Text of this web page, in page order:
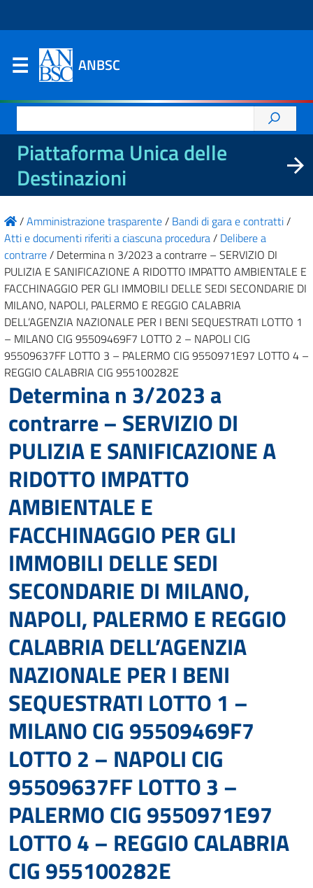
ANBSC
per:
Piattaforma Unica delle
Destinazioni
/Amministrazione trasparente/ Bandi di gara e contratti/
Atti e documenti riferiti a ciascuna procedura/ Delibere a
contrarre/ Determina n 3/2023 a contrarre – SERVIZIO DI
PULIZIA E SANIFICAZIONE A RIDOTTO IMPATTO AMBIENTALE E
FACCHINAGGIO PER GLI IMMOBILI DELLE SEDI SECONDARIE DI
MILANO, NAPOLI, PALERMO E REGGIO CALABRIA
DELL’AGENZIA NAZIONALE PER I BENI SEQUESTRATI LOTTO 1
– MILANO CIG 95509469F7 LOTTO 2 – NAPOLI CIG
95509637FF LOTTO 3 – PALERMO CIG 9550971E97 LOTTO 4 –
REGGIO CALABRIA CIG 955100282E
Determina n 3/2023 a
contrarre – SERVIZIO DI
PULIZIA E SANIFICAZIONE A
RIDOTTO IMPATTO
AMBIENTALE E
FACCHINAGGIO PER GLI
IMMOBILI DELLE SEDI
SECONDARIE DI MILANO,
NAPOLI, PALERMO E REGGIO
CALABRIA DELL’AGENZIA
NAZIONALE PER I BENI
SEQUESTRATI LOTTO 1 –
MILANO CIG 95509469F7
LOTTO 2 – NAPOLI CIG
95509637FF LOTTO 3 –
PALERMO CIG 9550971E97
LOTTO 4 – REGGIO CALABRIA
CIG 955100282E